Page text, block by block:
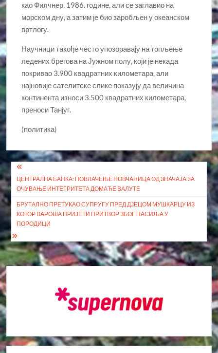
као Филчнер, 1986. године, али се заглавио на
морском дну, а затим је био заробљен у океанском
вртлогу.
Научници такође често упозоравају на топљење
ледених брегова на Јужном полу, који је некада
покривао 3.900 квадратних километара, али
најновије сателитске слике показују да величина
континента износи 3.500 квадратних километара,
преноси Танјуг.
(политика)
Кретање
чланка
ЦЕНТРАЛНА БАНКА: ПОВЛАЧЕЊЕ НОВЧАНИЦА ОД ЗНАЧАЈА ЗА
ОЧУВАЊЕ ИНТЕГРИТЕТА ДОМАЋЕ ВАЛУТЕ
БРУТАЛНО ПРЕТУКАО СУПРУГУ ПРЕД ДЈЕЦОМ МУШКАРЦУ ИЗ
КОТОР ВАРОША ПРИЈЕТИ ПРИТВОР ЗБОГ НАСИЉА У
ПОРОДИЦИ